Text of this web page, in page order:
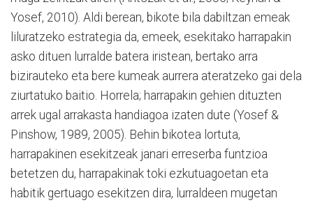
Yosef, 2010). Aldi berean, bikote bila dabiltzan emeak
liluratzeko estrategia da, emeek, esekitako harrapakin
asko dituen lurralde batera iristean, bertako arra
bizirauteko eta bere kumeak aurrera ateratzeko gai dela
ziurtatuko baitio. Horrela; harrapakin gehien dituzten
arrek ugal arrakasta handiagoa izaten dute (Yosef &
Pinshow, 1989, 2005). Behin bikotea lortuta,
harrapakinen esekitzeak janari erreserba funtzioa
betetzen du, harrapakinak toki ezkutuagoetan eta
habitik gertuago esekitzen dira, lurraldeen mugetan